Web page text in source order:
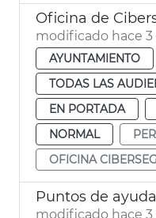
Oficina de
modificado hace 3
AYUNTAMIENTO
TODAS LAS
EN PORTADA
NORMAL
OFICINA
Puntos de
modificado hace 3